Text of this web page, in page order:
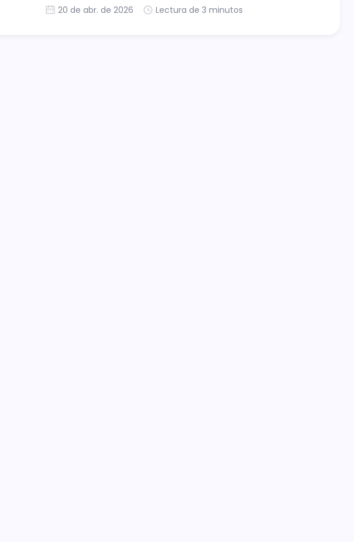
20 de abr. de 2026 Lectura de 3 minutos